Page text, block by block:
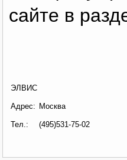
сайте в
ЭЛВИС
Адрес: Москва
Тел.: (495)531-75-02